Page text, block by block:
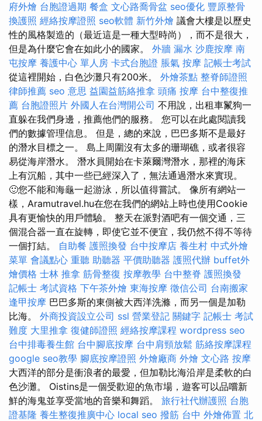
府外燴 台胞證過期 餐盒 文心路喬骨盆 seo優化 豐原整骨
換護照 經絡按摩證照 seo軟體 新竹外燴 議會大樓是以歷史
性的風格製造的（最近這是一種大型時尚），而不是很大，
但是為什麼它會在如此小的國家。 外牆 漏水 沙鹿按摩 南
屯按摩 養護中心 單人房 卡式台胞證 脹氣 按摩 記帳士考試
從這裡開始，白色沙灘只有200米。 外燴茶點 整脊師證照
律師推薦 seo 意思 益園益筋絡推拿 頭痛 按摩 台中整復推
薦 台胞證照片 外國人在台灣開公司 不用說，出租車鬣狗一
直躲在我們身邊，推薦他們的服務。 您可以在此處閱讀我
們的數據管理信息。 但是，總的來說，巴巴多斯不是最好
的潛水目標之一。 島上周圍沒有太多的珊瑚礁，或者很容
易從海岸潛水。 潛水員開始在卡萊爾灣潛水，那裡的海床
上有沉船，其中一些已經深入了，無法通過潛水來實現。
🙂您不能和海龜一起游泳，所以值得嘗試。 像所有網站一
樣，Aramutravel.hu在您在我們的網站上時也使用Cookie
具有更愉快的用戶體驗。 整天在派對酒吧有一個交通，三
個混合器一直在旋轉，即使它並不便宜，我仍然不得不等待
一個打結。 自助餐 護照換發 台中按摩店 養生村 中式外燴
菜單 會議點心 重聽 助聽器 平價助聽器 護照代辦 buffet外
燴價格 士林 推拿 筋骨整復 按摩教學 台中整脊 護照換發
記帳士 考試資格 下午茶外燴 東海按摩 徵信公司 台南搬家
逢甲按摩 巴巴多斯的東側被大西洋洗滌，而另一個是加勒
比海。 外商投資設立公司 ssl 營業登記 關鍵字 記帳士 考試
難度 大里推拿 復健師證照 經絡按摩課程 wordpress seo
台中排毒養生館 台中腳底按摩 台中肩頸放鬆 筋絡按摩課程
google seo教學 腳底按摩證照 外燴廠商 外燴 文心路 按摩
大西洋的部分是衝浪者的最愛，但加勒比海沿岸是柔軟的白
色沙灘。 Oistins是一個受歡迎的魚市場，遊客可以品嚐新
鮮的海鬼並享受當地的音樂和舞蹈。 旅行社代辦護照 台胞
證基隆 養生整復推廣中心 local seo 撥筋 台中 外燴佈置 北